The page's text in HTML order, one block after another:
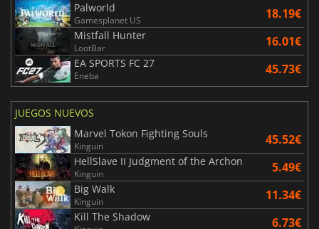
Palworld
Gamesplanet US 18.19€
Mistfall Hunter
LootBar 16.01€
EA SPORTS FC 27
Eneba 45.73€
JUEGOS NUEVOS
Marvel Tokon Fighting Souls
Kinguin 45.52€
HellSlave II Judgment of the Archon
Kinguin 5.49€
Big Walk
Kinguin 11.34€
Kill The Shadow 6.73€